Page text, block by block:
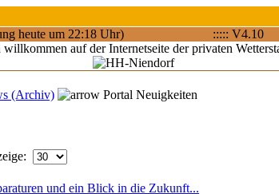
heute um 22:18 Uhr)
::::: V4.10
auf der Internetseite der privaten
(Archiv) Portal Neuigkeiten
und ein Blick in die Zukunft...